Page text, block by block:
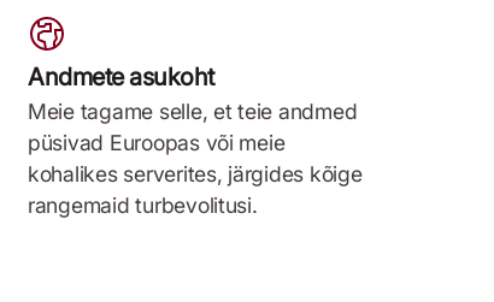
Andmete asukoht
Meie tagame selle, et teie andmed
püsivad Euroopas või meie
kohalikes serverites, järgides kõige
rangemaid turbevolitusi.